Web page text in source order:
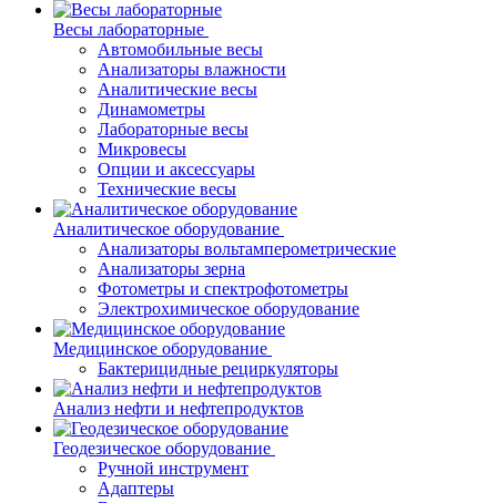
Весы лабораторные
Автомобильные весы
Анализаторы влажности
Аналитические весы
Динамометры
Лабораторные весы
Микровесы
Опции и аксессуары
Технические весы
Аналитическое оборудование
Анализаторы вольтамперометрические
Анализаторы зерна
Фотометры и спектрофотометры
Электрохимическое оборудование
Медицинское оборудование
Бактерицидные рециркуляторы
Анализ нефти и нефтепродуктов
Геодезическое оборудование
Ручной инструмент
Адаптеры